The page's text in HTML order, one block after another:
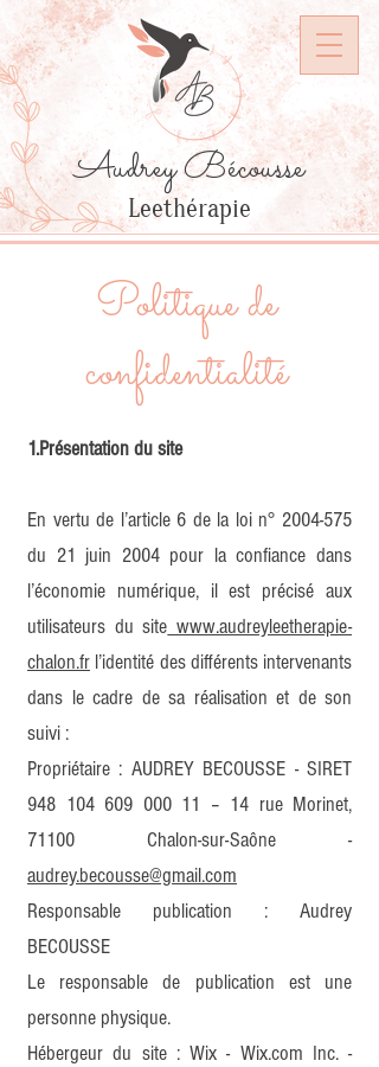
Audrey Bécousse
Leethérapie
Politique de
confidentialité
1.Présentation du site
En vertu de l’article 6 de la loi n° 2004-575
du 21 juin 2004 pour la confiance dans
l’économie numérique, il est précisé aux
utilisateurs du site www.audreyleetherapie-
chalon.fr l’identité des différents intervenants
dans le cadre de sa réalisation et de son
suivi :
Propriétaire : AUDREY BECOUSSE - SIRET
948 104 609 000 11 – 14 rue Morinet,
71100 Chalon-sur-Saône -
audrey.becousse@gmail.com
Responsable publication : Audrey
BECOUSSE
Le responsable de publication est une
personne physique.
Hébergeur du site : Wix - Wix.com Inc. -